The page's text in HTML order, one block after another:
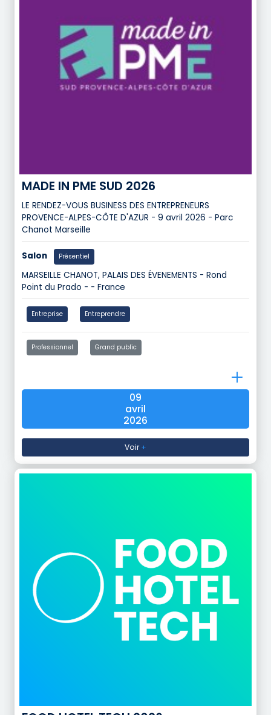
MADE IN PME SUD 2026
LE RENDEZ-VOUS BUSINESS DES ENTREPRENEURS
PROVENCE-ALPES-CÔTE D'AZUR - 9 avril 2026 - Parc
Chanot Marseille
Salon Présentiel
MARSEILLE CHANOT, PALAIS DES ÉVENEMENTS - Rond
Point du Prado - - France
Entreprise Entreprendre
Professionnel Grand public
09
avril
2026
Voir+